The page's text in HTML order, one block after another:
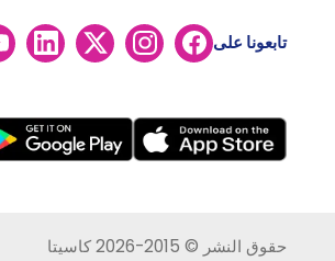
تابعونا على
حقوق النشر © 2015-2026 كاسيتا